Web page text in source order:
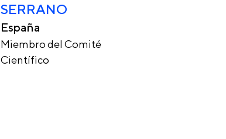
SERRANO
España
Miembro del Comité
Científico